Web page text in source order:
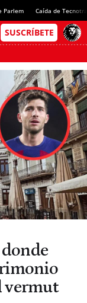
Parlem Caída de
vermut